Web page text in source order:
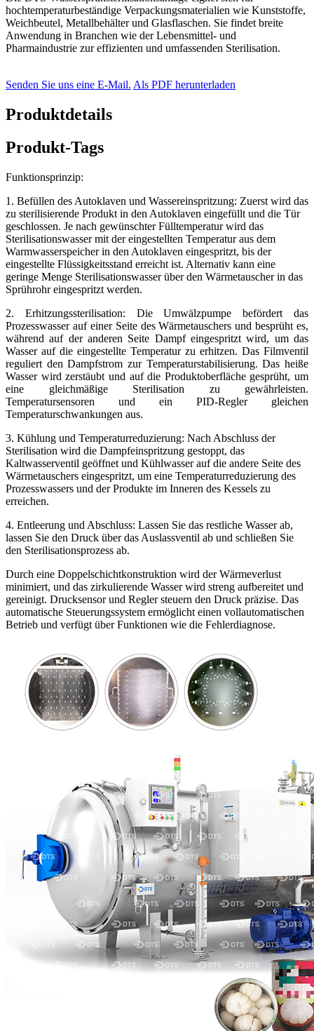
hochtemperaturbeständige Verpackungsmaterialien wie Kunststoffe,
Weichbeutel, Metallbehälter und Glasflaschen. Sie findet breite
Anwendung in Branchen wie der Lebensmittel- und
Pharmaindustrie zur effizienten und umfassenden Sterilisation.
Senden Sie uns eine E-Mail. Als PDF herunterladen
Produktdetails
Produkt-Tags
Funktionsprinzip:
1. Befüllen des Autoklaven und Wassereinspritzung: Zuerst wird das
zu sterilisierende Produkt in den Autoklaven eingefüllt und die Tür
geschlossen. Je nach gewünschter Fülltemperatur wird das
Sterilisationswasser mit der eingestellten Temperatur aus dem
Warmwasserspeicher in den Autoklaven eingespritzt, bis der
eingestellte Flüssigkeitsstand erreicht ist. Alternativ kann eine
geringe Menge Sterilisationswasser über den Wärmetauscher in das
Sprührohr eingespritzt werden.
2. Erhitzungssterilisation: Die Umwälzpumpe befördert das
Prozesswasser auf einer Seite des Wärmetauschers und besprüht es,
während auf der anderen Seite Dampf eingespritzt wird, um das
Wasser auf die eingestellte Temperatur zu erhitzen. Das Filmventil
reguliert den Dampfstrom zur Temperaturstabilisierung. Das heiße
Wasser wird zerstäubt und auf die Produktoberfläche gesprüht, um
eine gleichmäßige Sterilisation zu gewährleisten.
Temperatursensoren und ein PID-Regler gleichen
Temperaturschwankungen aus.
3. Kühlung und Temperaturreduzierung: Nach Abschluss der
Sterilisation wird die Dampfeinspritzung gestoppt, das
Kaltwasserventil geöffnet und Kühlwasser auf die andere Seite des
Wärmetauschers eingespritzt, um eine Temperaturreduzierung des
Prozesswassers und der Produkte im Inneren des Kessels zu
erreichen.
4. Entleerung und Abschluss: Lassen Sie das restliche Wasser ab,
lassen Sie den Druck über das Auslassventil ab und schließen Sie
den Sterilisationsprozess ab.
Durch eine Doppelschichtkonstruktion wird der Wärmeverlust
minimiert, und das zirkulierende Wasser wird streng aufbereitet und
gereinigt. Drucksensor und Regler steuern den Druck präzise. Das
automatische Steuerungssystem ermöglicht einen vollautomatischen
Betrieb und verfügt über Funktionen wie die Fehlerdiagnose.